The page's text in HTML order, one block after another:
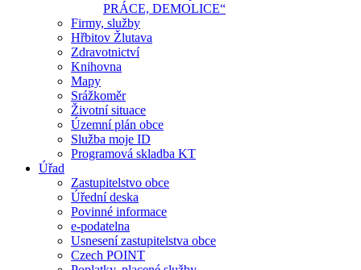
PRÁCE, DEMOLICE“
Firmy, služby
Hřbitov Žlutava
Zdravotnictví
Knihovna
Mapy
Srážkoměr
Životní situace
Územní plán obce
Služba moje ID
Programová skladba KT
Úřad
Zastupitelstvo obce
Úřední deska
Povinné informace
e-podatelna
Usnesení zastupitelstva obce
Czech POINT